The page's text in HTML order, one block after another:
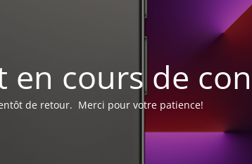
cours de
de retour. Merci pour votre patience!